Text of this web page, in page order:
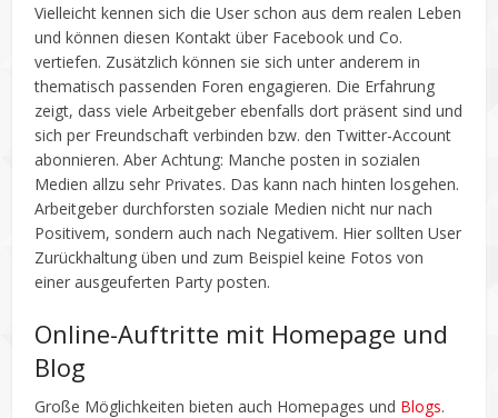
Vielleicht kennen sich die User schon aus dem realen Leben
und können diesen Kontakt über Facebook und Co.
vertiefen. Zusätzlich können sie sich unter anderem in
thematisch passenden Foren engagieren. Die Erfahrung
zeigt, dass viele Arbeitgeber ebenfalls dort präsent sind und
sich per Freundschaft verbinden bzw. den Twitter-Account
abonnieren. Aber Achtung: Manche posten in sozialen
Medien allzu sehr Privates. Das kann nach hinten losgehen.
Arbeitgeber durchforsten soziale Medien nicht nur nach
Positivem, sondern auch nach Negativem. Hier sollten User
Zurückhaltung üben und zum Beispiel keine Fotos von
einer ausgeuferten Party posten.
Online-Auftritte mit Homepage und
Blog
Große Möglichkeiten bieten auch Homepages und Blogs.